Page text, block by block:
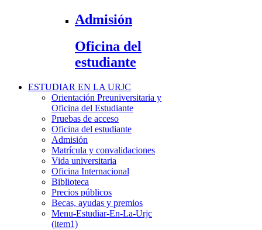
Admisión
Oficina del
estudiante
ESTUDIAR EN LA URJC
Orientación Preuniversitaria y
Oficina del Estudiante
Pruebas de acceso
Oficina del estudiante
Admisión
Matrícula y convalidaciones
Vida universitaria
Oficina Internacional
Biblioteca
Precios públicos
Becas, ayudas y premios
Menu-Estudiar-En-La-Urjc
(item1)